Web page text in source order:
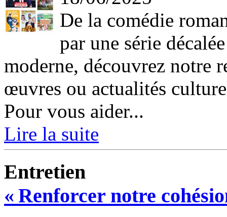
De la comédie
par une série
moderne, découvrez notre
œuvres ou actualités
Pour vous aider...
Lire la suite
Entretien
« Renforcer notre